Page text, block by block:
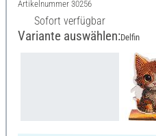
Artikelnummer 30256
Sofort verfügbar
Variante auswählen:Delfin